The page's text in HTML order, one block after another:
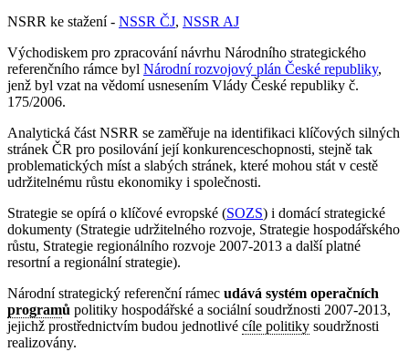
NSRR ke stažení - NSSR ČJ, NSSR AJ
Východiskem pro zpracování návrhu Národního strategického
referenčního rámce byl Národní rozvojový plán České republiky,
jenž byl vzat na vědomí usnesením Vlády České republiky č.
175/2006.
Analytická část NSRR se zaměřuje na identifikaci klíčových silných
stránek ČR pro posilování její konkurenceschopnosti, stejně tak
problematických míst a slabých stránek, které mohou stát v cestě
udržitelnému růstu ekonomiky i společnosti.
Strategie se opírá o klíčové evropské (SOZS) i domácí strategické
dokumenty (Strategie udržitelného rozvoje, Strategie hospodářského
růstu, Strategie regionálního rozvoje 2007-2013 a další platné
resortní a regionální strategie).
Národní strategický referenční rámec udává systém operačních
programů politiky hospodářské a sociální soudržnosti 2007-2013,
jejichž prostřednictvím budou jednotlivé cíle politiky soudržnosti
realizovány.